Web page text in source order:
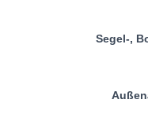
Segel-,